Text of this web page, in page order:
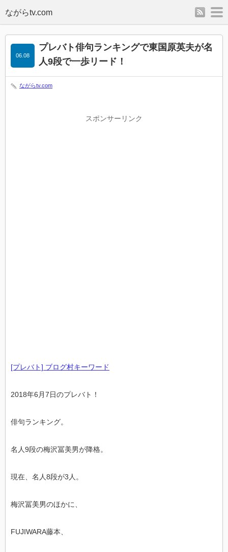
rss
プレバト俳句ランキングで東国原英夫が名
人9段で一歩リード！
06.08
ながらtv.com
スポンサーリンク
[プレバト] ブログ村キーワード
2018年6月7日のプレバト！
俳句ランキング。
名人9段の梅沢冨美男が降格。
現在、名人8段が3人。
梅沢冨美男のほかに、
FUJIWARA藤本、